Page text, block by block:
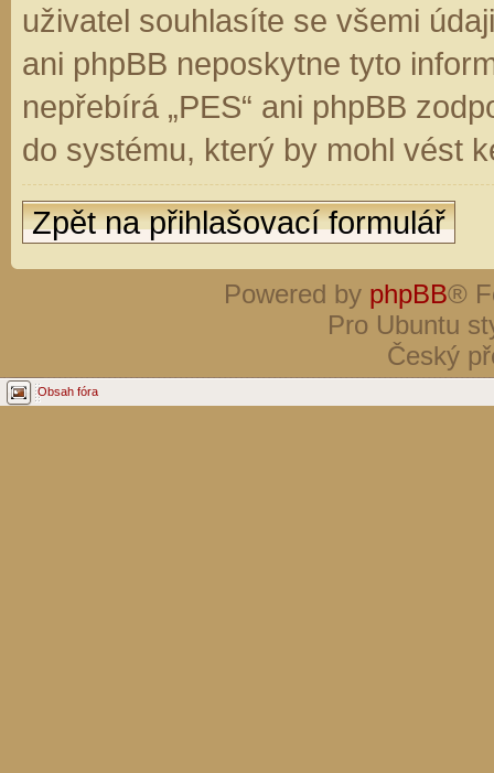
uživatel souhlasíte se všemi
ani phpBB neposkytne tyto
nepřebírá „PES“ ani phpBB
do systému, který by mohl vést
Zpět na přihlašovací formulář
Powered by phpBB®
Pro Ubuntu
Český
Obsah fóra